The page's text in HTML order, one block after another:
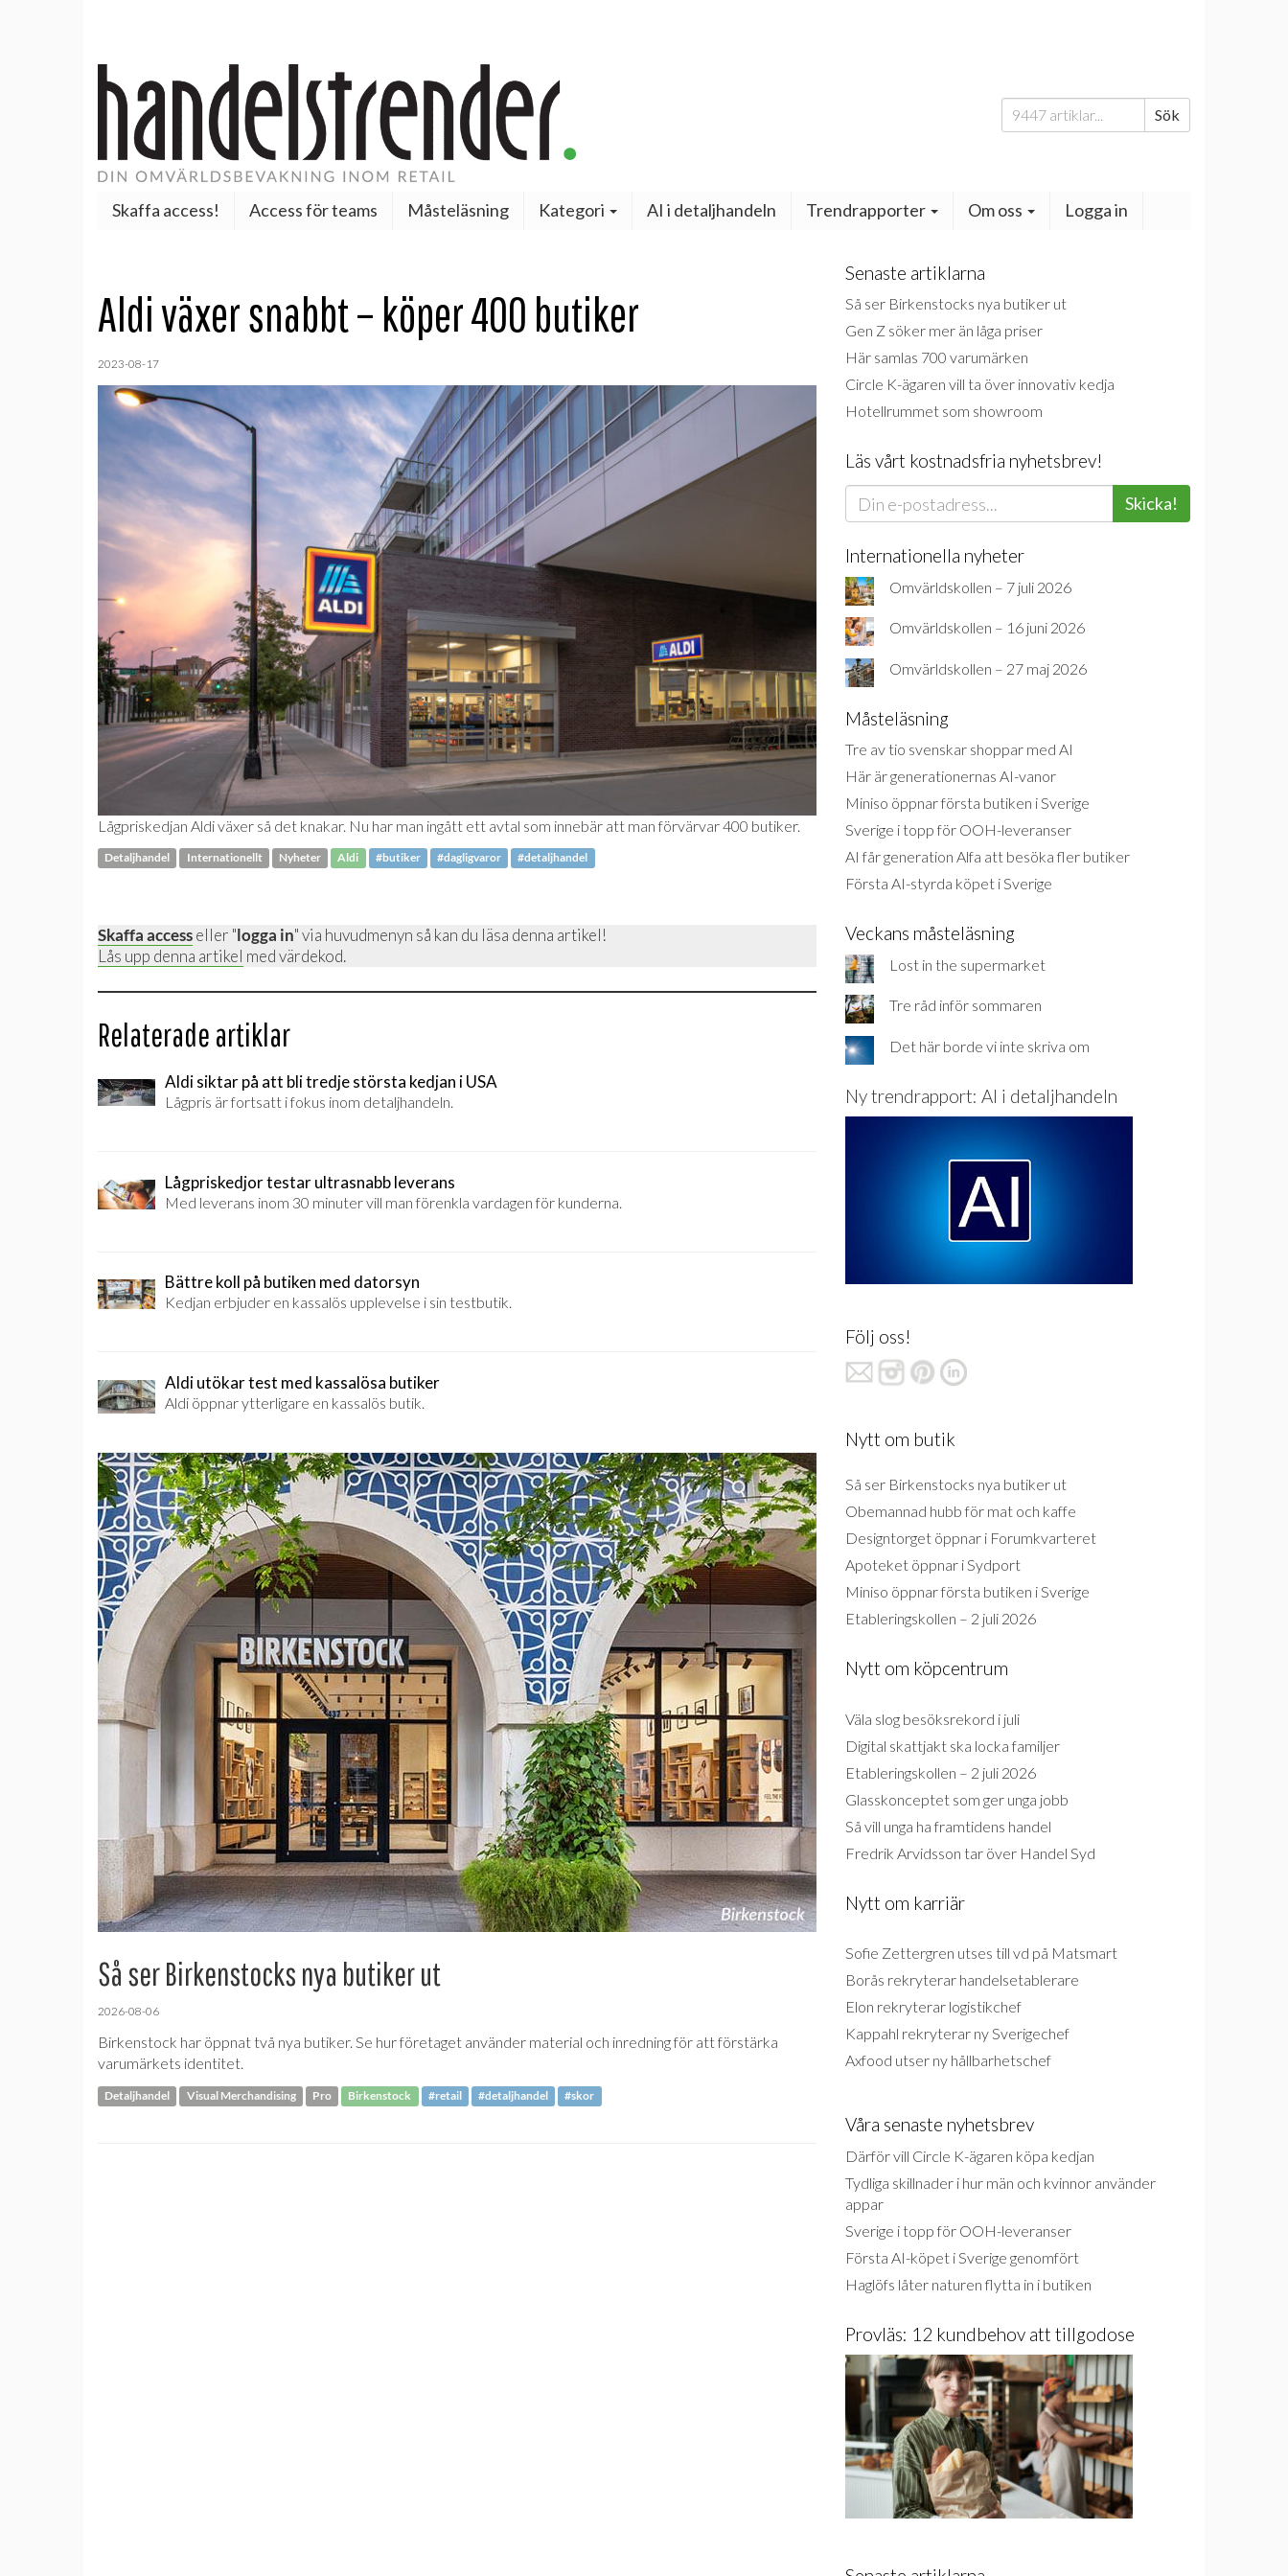
Sök
efter:
Sök
Skaffa access! Access för teams Måsteläsning Kategori AI i detaljhandeln Trendrapporter Om oss Logga in
Aldi växer snabbt – köper 400 butiker
2023-08-17
Lågpriskedjan Aldi växer så det knakar. Nu har man ingått ett avtal som innebär att man förvärvar 400 butiker.
Detaljhandel Internationellt Nyheter Aldi #butiker #dagligvaror #detaljhandel
Skaffa accesseller "logga in" via huvudmenyn så kan du läsa denna artikel!
Lås upp denna artikel med värdekod.
Relaterade artiklar
Aldi siktar på att bli tredje största kedjan i USA
Lågpris är fortsatt i fokus inom detaljhandeln.
Lågpriskedjor testar ultrasnabb leverans
Med leverans inom 30 minuter vill man förenkla vardagen för kunderna.
Bättre koll på butiken med datorsyn
Kedjan erbjuder en kassalös upplevelse i sin testbutik.
Aldi utökar test med kassalösa butiker
Aldi öppnar ytterligare en kassalös butik.
Så ser Birkenstocks nya butiker ut
2026-08-06
Birkenstock har öppnat två nya butiker. Se hur företaget använder material och inredning för att förstärka
varumärkets identitet.
Detaljhandel Visual Merchandising Pro Birkenstock #retail #detaljhandel #skor
Senaste artiklarna
Så ser Birkenstocks nya butiker ut
Gen Z söker mer än låga priser
Här samlas 700 varumärken
Circle K-ägaren vill ta över innovativ kedja
Hotellrummet som showroom
Läs vårt kostnadsfria nyhetsbrev!
Skicka!
Internationella nyheter
Omvärldskollen – 7 juli 2026
Omvärldskollen – 16 juni 2026
Omvärldskollen – 27 maj 2026
Måsteläsning
Tre av tio svenskar shoppar med AI
Här är generationernas AI-vanor
Miniso öppnar första butiken i Sverige
Sverige i topp för OOH-leveranser
AI får generation Alfa att besöka fler butiker
Första AI-styrda köpet i Sverige
Veckans måsteläsning
Lost in the supermarket
Tre råd inför sommaren
Det här borde vi inte skriva om
Ny trendrapport: AI i detaljhandeln
Följ oss!
Nytt om butik
Så ser Birkenstocks nya butiker ut
Obemannad hubb för mat och kaffe
Designtorget öppnar i Forumkvarteret
Apoteket öppnar i Sydport
Miniso öppnar första butiken i Sverige
Etableringskollen – 2 juli 2026
Nytt om köpcentrum
Väla slog besöksrekord i juli
Digital skattjakt ska locka familjer
Etableringskollen – 2 juli 2026
Glasskonceptet som ger unga jobb
Så vill unga ha framtidens handel
Fredrik Arvidsson tar över Handel Syd
Nytt om karriär
Sofie Zettergren utses till vd på Matsmart
Borås rekryterar handelsetablerare
Elon rekryterar logistikchef
Kappahl rekryterar ny Sverigechef
Axfood utser ny hållbarhetschef
Våra senaste nyhetsbrev
Därför vill Circle K-ägaren köpa kedjan
Tydliga skillnader i hur män och kvinnor använder
appar
Sverige i topp för OOH-leveranser
Första AI-köpet i Sverige genomfört
Haglöfs låter naturen flytta in i butiken
Provläs: 12 kundbehov att tillgodose